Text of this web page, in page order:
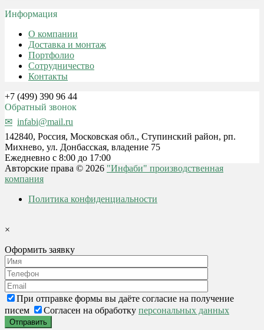
Информация
О компании
Доставка и монтаж
Портфолио
Сотрудничество
Контакты
+7 (499) 390 96 44
Обратный звонок
infabi@mail.ru
142840, Россия, Московская обл., Ступинский район, рп.
Михнево, ул. Донбасская, владение 75
Ежедневно с 8:00 до 17:00
Авторские права © 2026 "Инфаби" производственная
компания
Политика конфиденциальности
×
Оформить заявку
При отправке формы вы даёте согласие на получение
писем
Согласен на обработку персональных данных